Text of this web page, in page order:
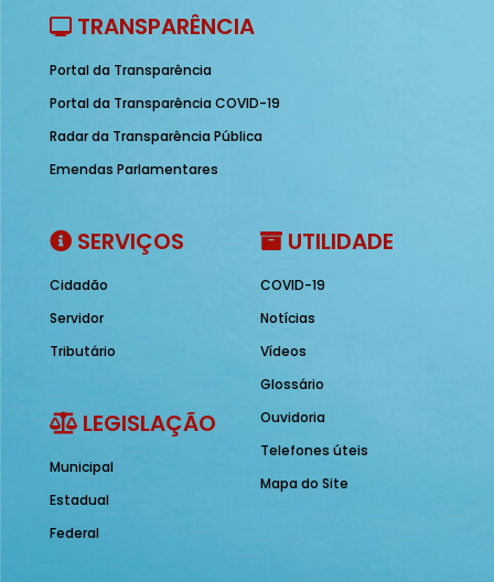
TRANSPARÊNCIA
Portal da Transparência
Portal da Transparência COVID-19
Radar da Transparência Pública
Emendas Parlamentares
SERVIÇOS
Cidadão
Servidor
Tributário
LEGISLAÇÃO
Municipal
Estadual
Federal
UTILIDADE
COVID-19
Notícias
Vídeos
Glossário
Ouvidoria
Telefones úteis
Mapa do Site